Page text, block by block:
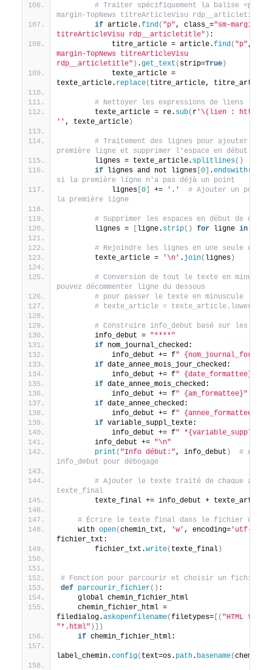
# Traiter spécifiquement la balise <p
margin-TopNews titreArticleVisu
if article.find( "p", class_="sm-margin-
titreArticleVisu rdp__articletitle" ) :
            titre_article = article.
find( "p"
margin-TopNews titreArticleVisu
rdp__articletitle" ) .get_text ( strip=True)
            texte_article =
texte_article. replace( titre_article,
# Nettoyer les expressions de liens
        texte_article = re.
sub( r'\(lien :
'' , texte_article)
# Traitement des lignes pour ajouter un
première ligne et supprimer l'espace en début de
        lignes = texte_article.
splitlines()
if lignes and not lignes[0] .endswith(
si la première ligne n'a pas déjà un point
            lignes
[0] += '.'
# Ajouter un point
la première ligne
# Supprimer les espaces en début de
        lignes =
[ligne. strip() for ligne in
# Rejoindre les lignes en une seule
        texte_article =
'\n' . join( lignes)
# Conversion de tout le texte en
pouvez décommenter ligne du dessous
# pour passer le texte en minuscule
# texte_article = texte_article.lower()
# Construire info_debut basé sur les
        info_debut =
"****"
if nom_journal_checked:
            info_debut += f
"
if date_annee_mois_jour_checked:
            info_debut += f
" {date_formattee}"
if date_annee_mois_checked:
            info_debut += f
" {am_formattee}"
if date_annee_checked:
            info_debut += f
" {annee_formattee}"
if variable_suppl_texte:
            info_debut += f
"
        info_debut +=
"\n"
print ( "Info début:", info_debut )
#
info_debut pour débogage
# Ajouter le texte traité de chaque
texte_final
texte_final += info_debut +
# Écrire le texte final dans le fichier de
    with
open(chemin_txt, 'w' , encoding='utf-8'
fichier_txt:
        fichier_txt.
write( texte_final)
# Fonction pour parcourir et choisir un fichier
def parcourir_fichier() :
    global chemin_fichier_html
    chemin_fichier_html =
filedialog.askopenfilename(filetypes=[( "HTML
"*.html" )])
if chemin_fichier_html:
label_chemin.config( text=os. path. basename(